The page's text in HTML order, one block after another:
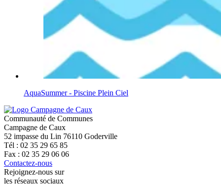
AquaSummer - Piscine Plein Ciel
Communauté de Communes
Campagne de Caux
52 impasse du Lin 76110 Goderville
Tél : 02 35 29 65 85
Fax : 02 35 29 06 06
Contactez-nous
Rejoignez-nous sur
les réseaux sociaux